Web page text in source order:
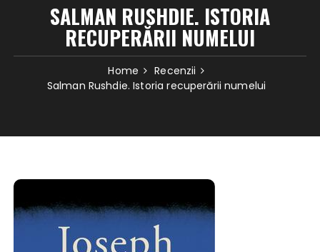
SALMAN RUSHDIE. ISTORIA
RECUPERĂRII NUMELUI
Home
Recenzii
Salman Rushdie. Istoria recuperării numelui